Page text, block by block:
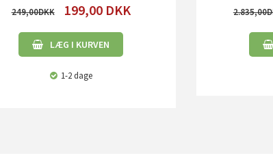
249,00 199,00 DKK
LÆG I KURVEN
1-2 dage
2.835,00